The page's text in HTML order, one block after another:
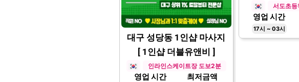
대구 성당동 1인샵 마사지
[ 1인샵 더블유앤비 ]
인라인스케이트장 도보2분
영업 시간 최저금액
서도초
영업 시간
17시 ~ 03시